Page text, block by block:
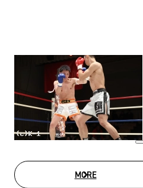
MOREPHOTO GALLERY